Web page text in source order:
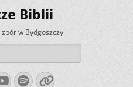
Biblii
w Bydgoszczy
Spotify
Link